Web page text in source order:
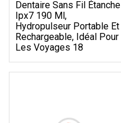
Dentaire Sans Fil Étanche
Ipx7 190 Ml,
Hydropulseur Portable Et
Rechargeable, Idéal Pour
Les Voyages 18